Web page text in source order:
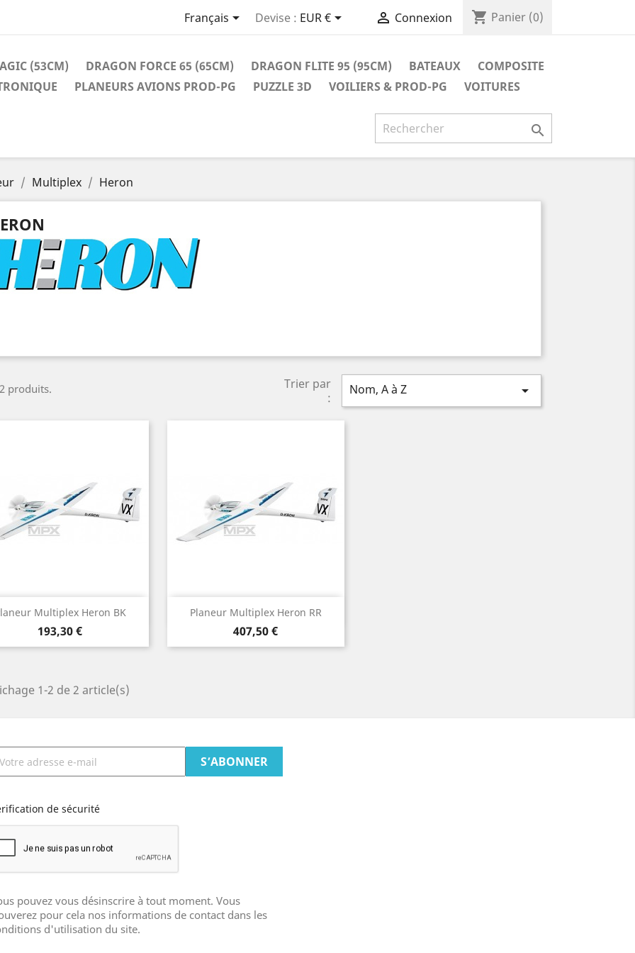
Français Devise : EUR €  Connexion shopping_cart Panier (0)
(53CM) DRAGON FORCE 65 (65CM) DRAGON FLITE 95 (95CM) BATEAUX
COMPOSITE
PLANEURS AVIONS PROD-PG PUZZLE 3D VOILIERS & PROD-PG VOITURES

Multiplex Heron
produits.
Trier par
:
Nom, A à Z 
Multiplex Heron BK
Prix
193,30 €
Aperçu rapide Planeur Multiplex Heron RR
Prix
407,50 €
Aperçu rapide
1-2 de 2 article(s)
de sécurité
pouvez vous désinscrire à tout moment. Vous
pour cela nos informations de contact dans les
d'utilisation du site.